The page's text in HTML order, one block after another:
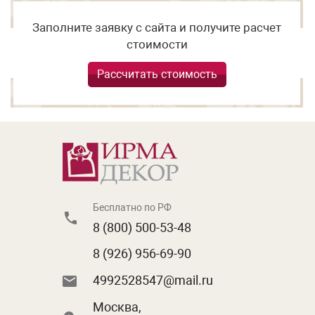
Заполните заявку с сайта и получите расчет
стоимости
Рассчитать стоимость
Бесплатно по РФ
8 (800) 500-53-48
8 (926) 956-69-90
4992528547@mail.ru
Москва,